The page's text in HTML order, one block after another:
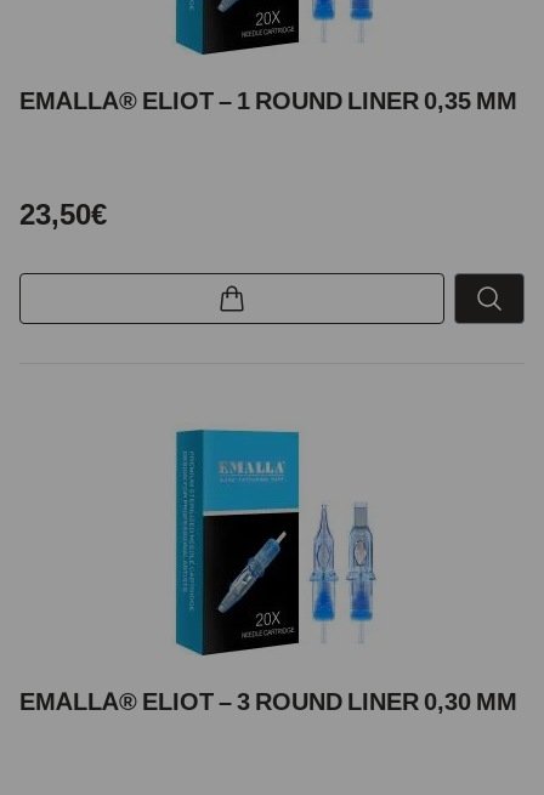
EMALLA® ELIOT – 1 ROUND LINER 0,35 MM
23,50€
EMALLA® ELIOT – 3 ROUND LINER 0,30 MM